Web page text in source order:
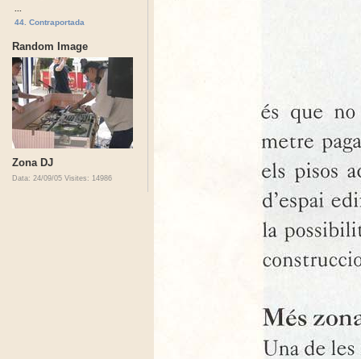
44. Contraportada
Random Image
Zona DJ
Data: 24/09/05 Visites: 14986